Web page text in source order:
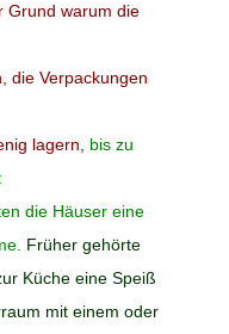
Grund warum die
die Verpackungen
lagern, bis zu
die Häuser eine
Früher gehörte
Küche eine Speiß
mit einem oder